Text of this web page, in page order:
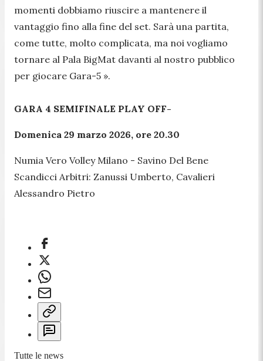
momenti dobbiamo riuscire a mantenere il
vantaggio fino alla fine del set. Sarà una partita,
come tutte, molto complicata, ma noi vogliamo
tornare al Pala BigMat davanti al nostro pubblico
per giocare Gara-5 ».
GARA 4 SEMIFINALE PLAY OFF-
Domenica 29 marzo 2026, ore 20.30
Numia Vero Volley Milano - Savino Del Bene
Scandicci Arbitri: Zanussi Umberto, Cavalieri
Alessandro Pietro
Tutte le news